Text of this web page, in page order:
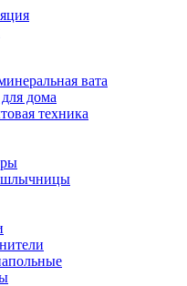
вата
дома
техника